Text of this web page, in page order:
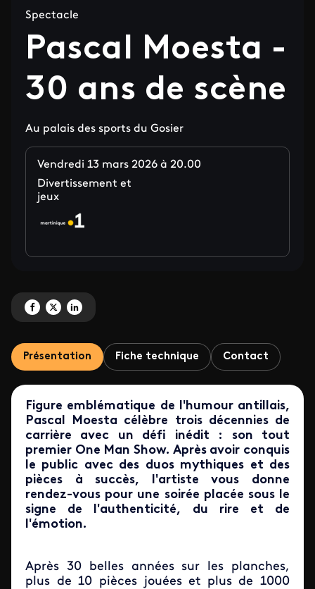
Spectacle
Pascal Moesta -
30 ans de scène
Au palais des sports du Gosier
Vendredi 13 mars 2026 à 20.00
Divertissement et
jeux
Partagez 'Pascal Moesta - 30 ans de scène' sur Facebook
Partagez 'Pascal Moesta - 30 ans de scène' sur X
Partagez 'Pascal Moesta - 30 ans de scène' sur LinkedIn
Présentation Fiche technique Contact
Figure emblématique de l'humour antillais,
Pascal Moesta célèbre trois décennies de
carrière avec un défi inédit : son tout
premier One Man Show. Après avoir conquis
le public avec des duos mythiques et des
pièces à succès, l'artiste vous donne
rendez-vous pour une soirée placée sous le
signe de l'authenticité, du rire et de
l'émotion.
Après 30 belles années sur les planches,
plus de 10 pièces jouées et plus de 1000